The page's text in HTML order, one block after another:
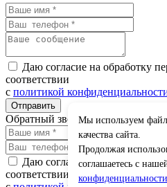
Даю согласие на обработку
соответствии
с политикой
Обратный звонок
Даю согласие на обработку
соответствии
Мы используем
качества сайта.
Продолжая
соглашаетесь с
конфиденциальности